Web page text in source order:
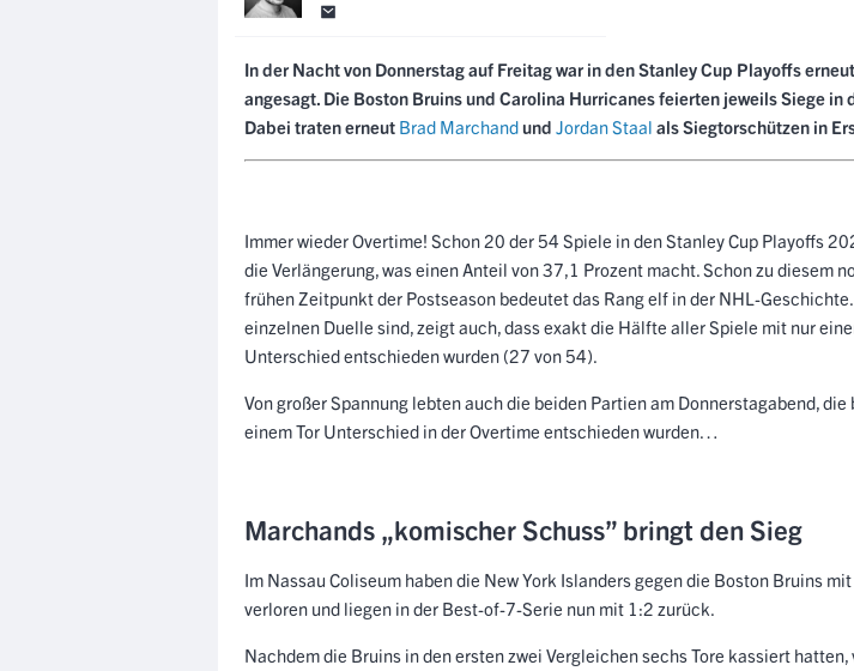
In der Nacht von Donnerstag auf Freitag war in den Stanley Cup Playoffs
angesagt. Die Boston Bruins und Carolina Hurricanes feierten jeweils Siege in
Dabei traten erneut Brad Marchandund Jordan Staal als Siegtorschützen in
Immer wieder Overtime! Schon 20 der 54 Spiele in den Stanley Cup Playoffs
die Verlängerung, was einen Anteil von 37,1 Prozent macht. Schon zu diesem
frühen Zeitpunkt der Postseason bedeutet das Rang elf in der NHL-
einzelnen Duelle sind, zeigt auch, dass exakt die Hälfte aller Spiele mit nur
Unterschied entschieden wurden (27 von 54).
Von großer Spannung lebten auch die beiden Partien am Donnerstagabend, die
einem Tor Unterschied in der Overtime entschieden wurden…
Marchands „komischer Schuss” bringt den Sieg
Im Nassau Coliseum haben die New York Islanders gegen die Boston Bruins
verloren und liegen in der Best-of-7-Serie nun mit 1:2 zurück.
Nachdem die Bruins in den ersten zwei Vergleichen sechs Tore kassiert